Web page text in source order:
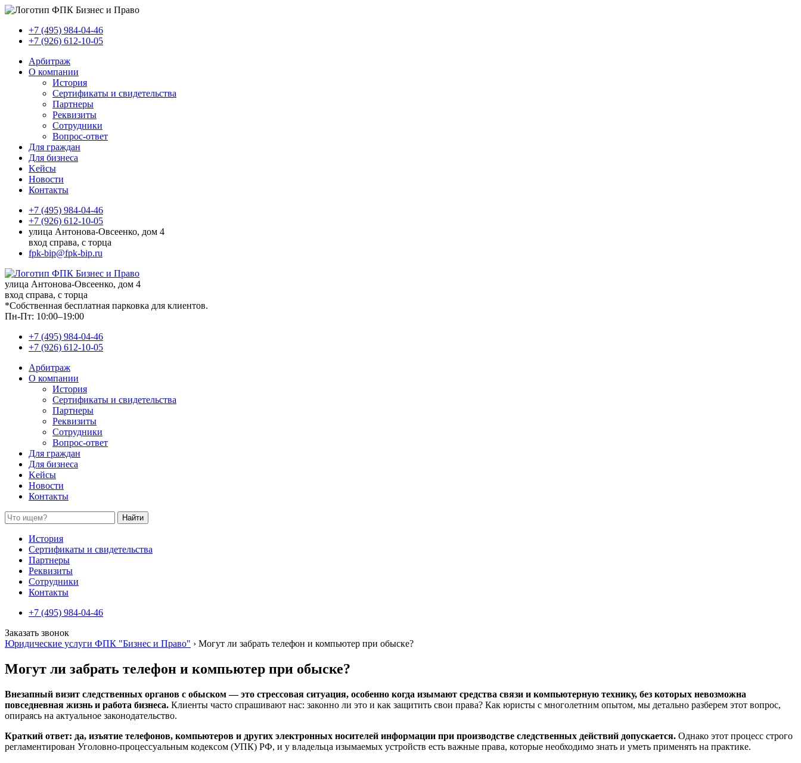
+7 (495) 984-04-46
+7 (926) 612-10-05
Арбитраж
О компании
История
Сертификаты и свидетельства
Партнеры
Реквизиты
Сотрудники
Вопрос-ответ
Для граждан
Для бизнеса
Kейсы
Новости
Контакты
+7 (495) 984-04-46
+7 (926) 612-10-05
улица Антонова-Овсеенко, дом 4
вход справа, с торца
fpk-bip@fpk-bip.ru
улица Антонова-Овсеенко, дом 4
вход справа, с торца
*Собственная бесплатная парковка для клиентов.
Пн-Пт: 10:00–19:00
+7 (495) 984-04-46
+7 (926) 612-10-05
Арбитраж
О компании
История
Сертификаты и свидетельства
Партнеры
Реквизиты
Сотрудники
Вопрос-ответ
Для граждан
Для бизнеса
Kейсы
Новости
Контакты
История
Сертификаты и свидетельства
Партнеры
Реквизиты
Сотрудники
Контакты
+7 (495) 984-04-46
Заказать звонок
Юридические услуги ФПК "Бизнес и Право" › Могут ли забрать телефон и компьютер при обыске?
Могут ли забрать телефон и компьютер при обыске?
Внезапный визит следственных органов с обыском — это стрессовая ситуация, особенно когда изымают средства связи и компьютерную технику, без которых невозможна
повседневная жизнь и работа бизнеса. Клиенты часто спрашивают нас: законно ли это и как защитить свои права? Как юристы с многолетним опытом, мы детально разберем этот вопрос,
опираясь на актуальное законодательство.
Краткий ответ: да, изъятие телефонов, компьютеров и других электронных носителей информации при производстве следственных действий допускается. Однако этот процесс строго
регламентирован Уголовно-процессуальным кодексом (УПК) РФ, и у владельца изымаемых устройств есть важные права, которые необходимо знать и уметь применять на практике.